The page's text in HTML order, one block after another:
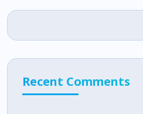
Recent Comments